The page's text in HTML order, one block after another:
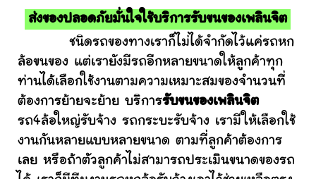
ส่งของปลอดภัยมั่นใจใช้บริการรับขนของเพลินจิต
ชนิดรถของทางเราก็ไม่ได้จำกัดไว้แค่รถหก
ล้อขนของ แต่เรายังมีรถอีกหลายขนาดให้ลูกค้าทุก
ท่านได้เลือกใช้งานตามความเหมาะสมของจำนวนที่
ต้องการย้ายจะย้าย บริการรับขนของเพลินจิต
รถ4ล้อใหญ่รับจ้าง รถกระบะรับจ้าง เรามีให้เลือกใช้
งานกันหลายแบบหลายขนาด ตามที่ลูกค้าต้องการ
เลย หรือถ้าตัวลูกค้าไม่สามารถประเมินขนาดของรถ